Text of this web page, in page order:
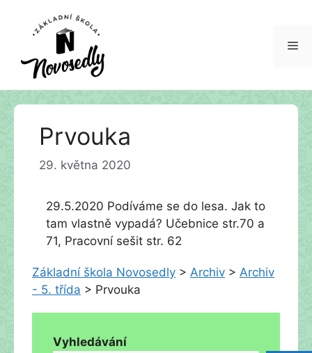
Přeskočit
Prvouka
29. května 2020
29.5.2020 Podíváme se do lesa. Jak to
tam vlastně vypadá? Učebnice str.70 a
71, Pracovní sešit str. 62
Základní škola Novosedly > Archiv > Archiv
- 5. třída > Prvouka
Vyhledávání